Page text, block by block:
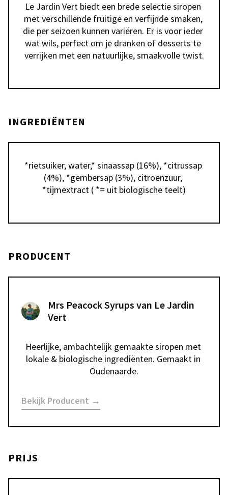
Le Jardin Vert biedt een brede selectie siropen
met verschillende fruitige en verfijnde smaken,
die per seizoen kunnen variëren. Er is voor ieder
wat wils, perfect om je dranken of desserts te
verrijken met een natuurlijke, smaakvolle twist.
INGREDIËNTEN
*rietsuiker, water,* sinaassap (16%), *citrussap
(4%), *gembersap (3%), citroenzuur,
*tijmextract ( *= uit biologische teelt)
PRODUCENT
Mrs Peacock Syrups van Le Jardin
Vert
Heerlijke, ambachtelijk gemaakte siropen met
lokale & biologische ingrediënten. Gemaakt in
Oudenaarde.
Bekijk Producent →
PRIJS